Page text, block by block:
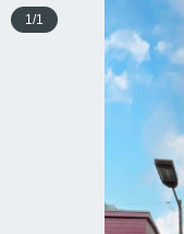
1/1